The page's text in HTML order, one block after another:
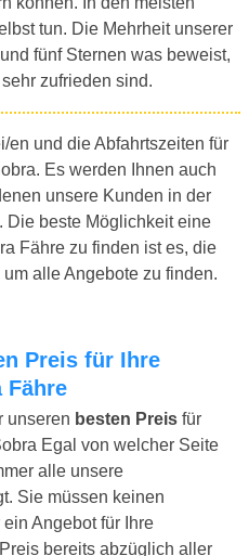
tun. Die Mehrheit unserer
fünf Sternen was beweist,
zufrieden sind.
en und die Abfahrtszeiten für
Es werden Ihnen auch
unsere Kunden in der
Die beste Möglichkeit eine
Fähre zu finden ist es, die
alle Angebote zu finden.
Fähre
unseren besten Preis für
Egal von welcher Seite
alle unsere
Sie müssen keinen
Angebot für Ihre
bereits abzüglich aller